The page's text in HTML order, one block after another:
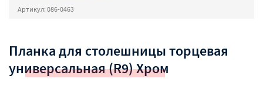
Артикул: 086-0463
Планка для столешницы торцевая
универсальная (R9) Хром